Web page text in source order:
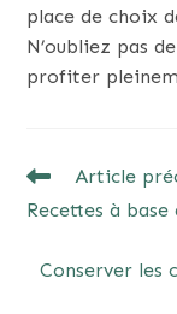
place de choix
N’oubliez pas
profiter
READ
ARTICLES
Article
Recettes à
Conserver les